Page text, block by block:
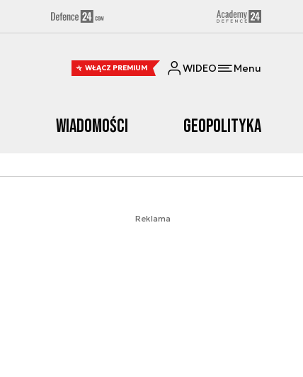
WŁĄCZ PREMIUM WIDEO Menu
Wiadomości Geopolityka
Reklama